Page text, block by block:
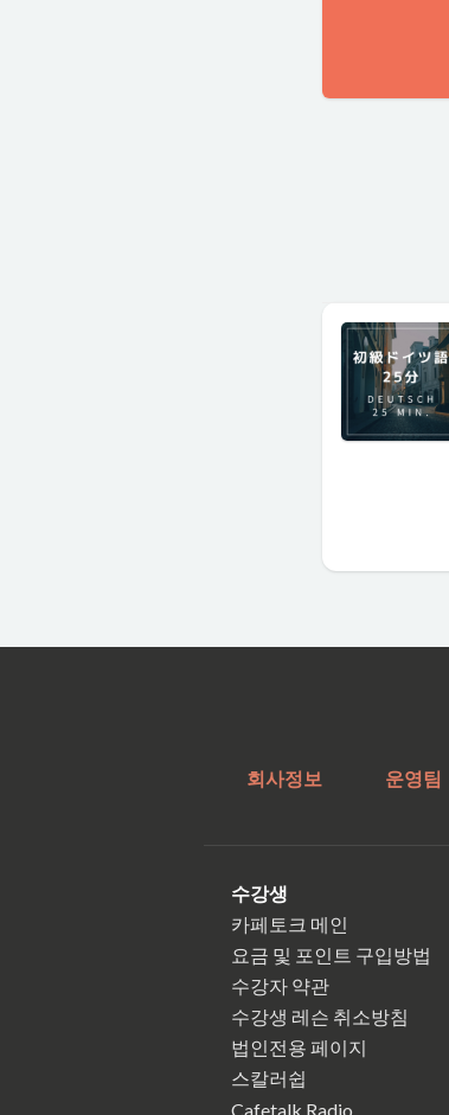
회사정보 운영팀
수강생
카페토크 메인
요금 및 포인트 구입방법
수강자 약관
수강생 레슨 취소방침
법인전용 페이지
스칼러쉽
Cafetalk Radio